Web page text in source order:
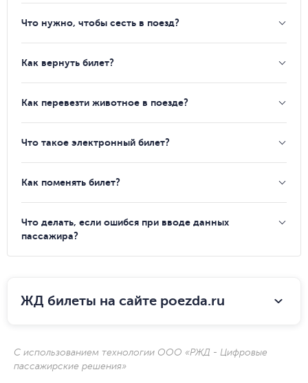
Что нужно, чтобы сесть в поезд?
Как вернуть билет?
Как перевезти животное в поезде?
Что такое электронный билет?
Как поменять билет?
Что делать, если ошибся при вводе данных
пассажира?
ЖД билеты на сайте poezda.ru
С использованием технологии ООО «РЖД - Цифровые
пассажирские решения»